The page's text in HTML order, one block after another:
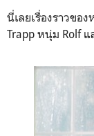
นี่เลยเรื่องราวข
Trapp หนุ่ม Rolf แ